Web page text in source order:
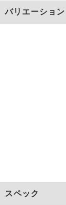
バリエーション
スペック